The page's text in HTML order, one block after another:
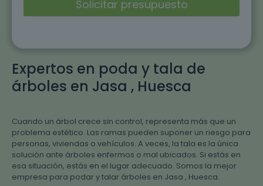
Expertos en poda y tala de
árboles en Jasa , Huesca
Cuando un árbol crece sin control, representa más que un
problema estético. Las ramas pueden suponer un riesgo para
personas, viviendas o vehículos. A veces, la tala es la única
solución ante árboles enfermos o mal ubicados. Si estás en
esa situación, estás en el lugar adecuado. Somos la mejor
empresa para podar y talar árboles en Jasa , Huesca.